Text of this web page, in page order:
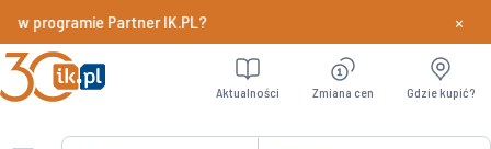
programie Partner IK.PL? Dowiedz
×
Aktualności Zmiana cen Gdzie kupić?